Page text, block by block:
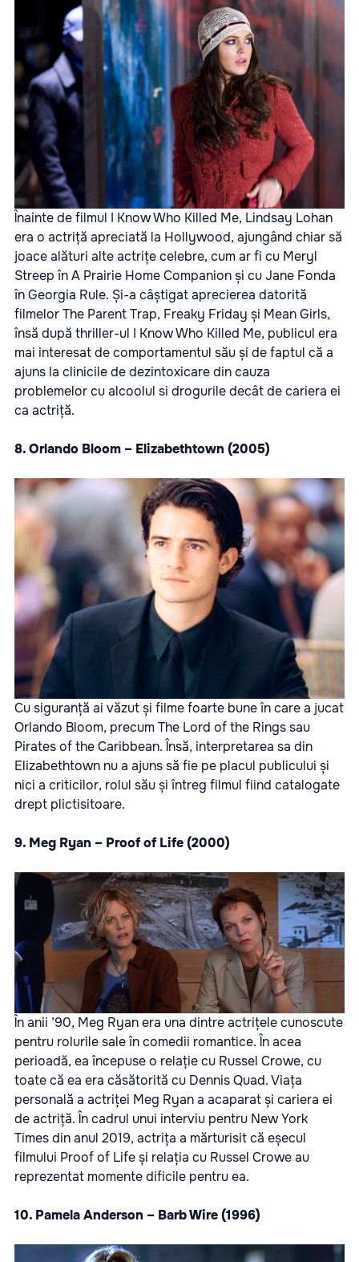
Înainte de filmul I Know Who Killed Me, Lindsay Lohan
era o actriță apreciată la Hollywood, ajungând chiar să
joace alături alte actrițe celebre, cum ar fi cu Meryl
Streep în A Prairie Home Companion și cu Jane Fonda
în Georgia Rule. Și-a câștigat aprecierea datorită
filmelor The Parent Trap, Freaky Friday și Mean Girls,
însă după thriller-ul I Know Who Killed Me, publicul era
mai interesat de comportamentul său și de faptul că a
ajuns la clinicile de dezintoxicare din cauza
problemelor cu alcoolul si drogurile decât de cariera ei
ca actriță.
8. Orlando Bloom – Elizabethtown (2005)
Cu siguranță ai văzut și filme foarte bune în care a jucat
Orlando Bloom, precum The Lord of the Rings sau
Pirates of the Caribbean. Însă, interpretarea sa din
Elizabethtown nu a ajuns să fie pe placul publicului și
nici a criticilor, rolul său și întreg filmul fiind catalogate
drept plictisitoare.
9. Meg Ryan – Proof of Life (2000)
În anii ’90, Meg Ryan era una dintre actrițele cunoscute
pentru rolurile sale în comedii romantice. În acea
perioadă, ea începuse o relație cu Russel Crowe, cu
toate că ea era căsătorită cu Dennis Quad. Viața
personală a actriței Meg Ryan a acaparat și cariera ei
de actriță. În cadrul unui interviu pentru New York
Times din anul 2019, actrița a mărturisit că eșecul
filmului Proof of Life și relația cu Russel Crowe au
reprezentat momente dificile pentru ea.
10. Pamela Anderson – Barb Wire (1996)